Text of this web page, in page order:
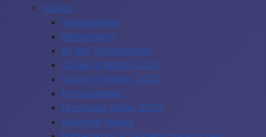
Videos
Videogalerie
Wolkenspiel
an der Vogeltraenke
Vögel im Winter 2020
Vögel im Winter 2023
Hornissennest
Hornissen Video 2023
Gemeine Wespe